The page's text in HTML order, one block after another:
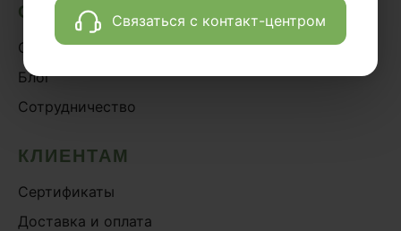
Связаться с контакт-центром
О НАС
О проекте
Блог
Сотрудничество
КЛИЕНТАМ
Сертификаты
Доставка и оплата